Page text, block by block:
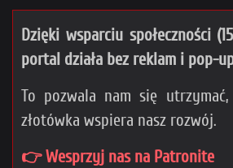
Dzięki wsparciu społeczności
portal działa bez reklam i pop-
To pozwala nam się
złotówka wspiera nasz rozwój.
👉 Wesprzyj nas na Patronite